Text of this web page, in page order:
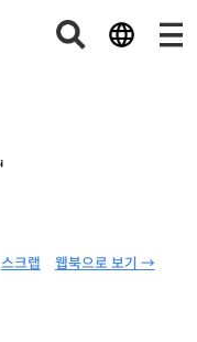
웹북으로 보기 →
스크랩